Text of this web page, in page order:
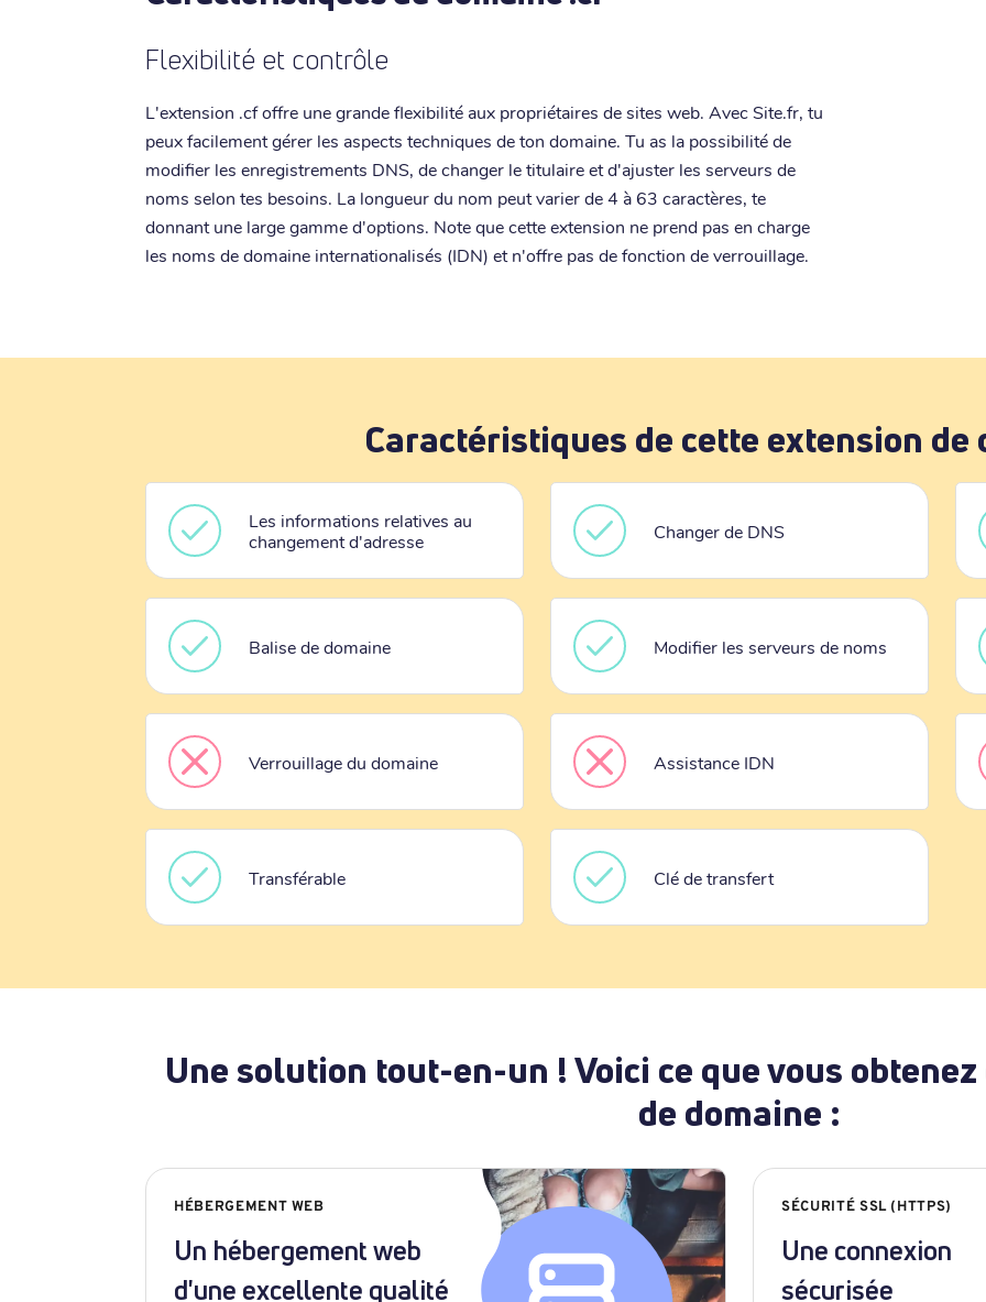
Flexibilité et contrôle
L'extension .cf offre une grande flexibilité aux propriétaires de sites web. Avec Site.fr, tu
peux facilement gérer les aspects techniques de ton domaine. Tu as la possibilité de
modifier les enregistrements DNS, de changer le titulaire et d'ajuster les serveurs de
noms selon tes besoins. La longueur du nom peut varier de 4 à 63 caractères, te
donnant une large gamme d'options. Note que cette extension ne prend pas en charge
les noms de domaine internationalisés (IDN) et n'offre pas de fonction de verrouillage.
Caractéristiques de cette extension de
Les informations relatives au
changement d'adresse
Changer de DNS
Balise de domaine Modifier les serveurs de noms
Verrouillage du domaine Assistance IDN
Transférable Clé de transfert
Une solution tout-en-un ! Voici ce que vous
de domaine :
HÉBERGEMENT WEB
Un hébergement web
d'une excellente qualité
SÉCURITÉ SSL (HTTPS)
Une connexion
sécurisée